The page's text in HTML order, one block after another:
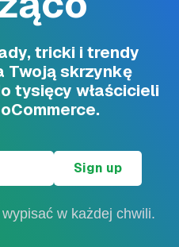
tricki i trendy
Twoją skrzynkę
tysięcy właścicieli
w każdej chwili.